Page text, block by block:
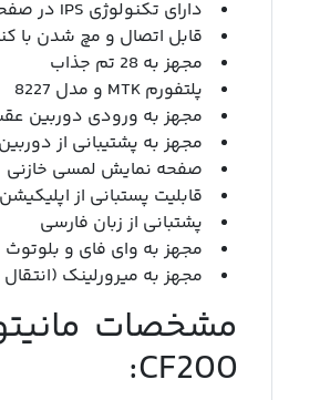
دارای تکنولوژی IPS در صفحه نمایش
قابل اتصال و مچ شدن با
مجهز به 28 تم جذاب
پلتفورم MTK و مدل 8227
مجهز به ورودی دوربین
مجهز به پشتیبانی از
صفحه نمایش لمسی خازنی
قابلیت پستبانی از
پشتبانی از زبان فارسی
مجهز به وای فای و بلوتوث
مجهز به میرورلینک
CF200: